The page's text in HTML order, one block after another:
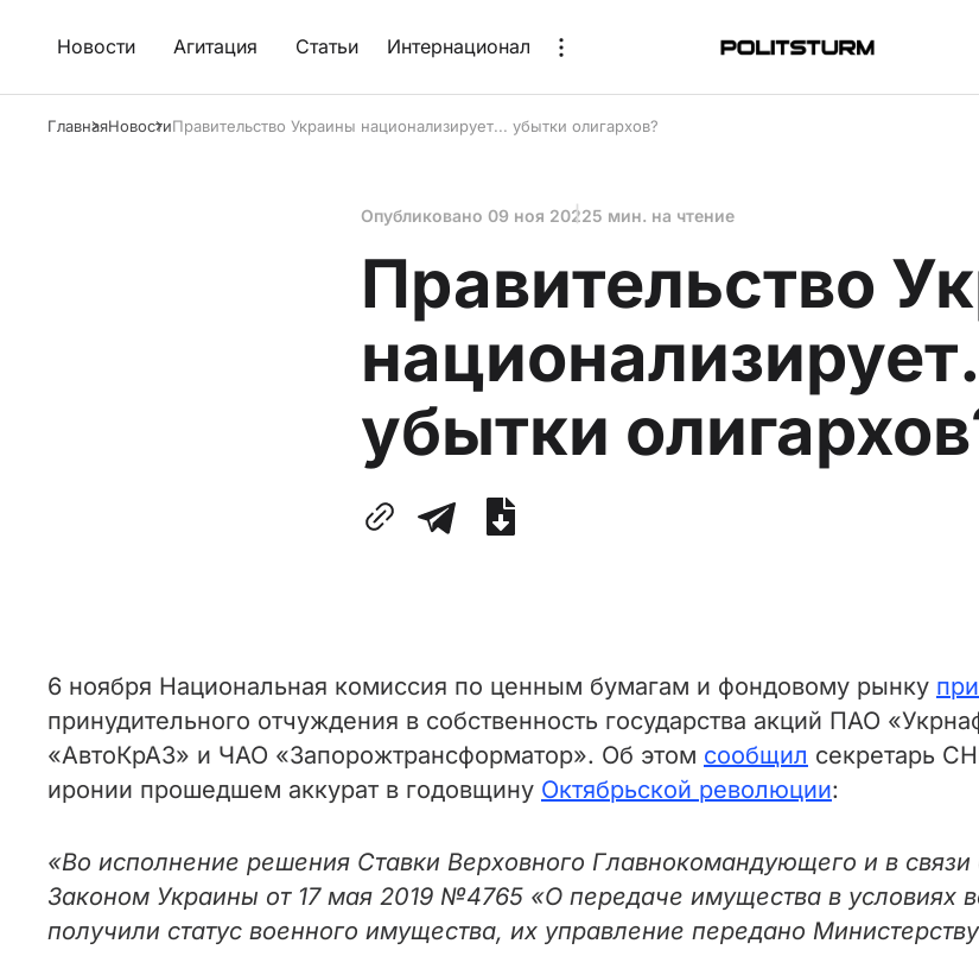
Новости Агитация Статьи Интернационал
ГлавнаяНовостиПравительство Украины национализирует... убытки олигархов?
Опубликовано 09 ноя 20225 мин. на чтение
Правительство
убытки
6 ноября Национальная комиссия по ценным бумагам и фондовому рынку
принудительного отчуждения в собственность государства акций ПАО
«АвтоКрАЗ» и ЧАО «Запорожтрансформатор». Об этом сообщил секретарь
иронии прошедшем аккурат в годовщину Октябрьской революции:
«Во исполнение решения Ставки Верховного Главнокомандующего и в
Законом Украины от 17 мая 2019 №4765 «О передаче имущества в условиях
получили статус военного имущества, их управление передано